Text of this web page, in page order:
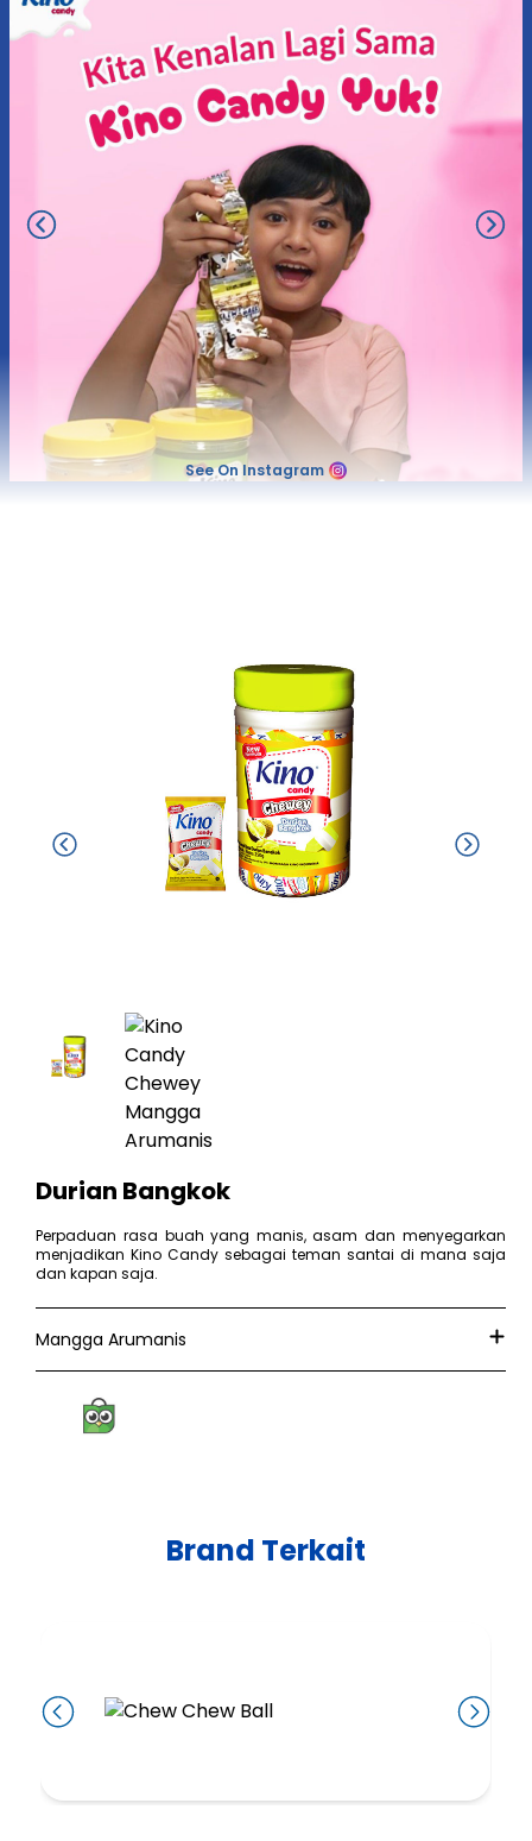
See On Instagram
Durian Bangkok
Perpaduan rasa buah yang manis, asam dan menyegarkan
menjadikan Kino Candy sebagai teman santai di mana saja
dan kapan saja.
Mangga Arumanis
Brand Terkait